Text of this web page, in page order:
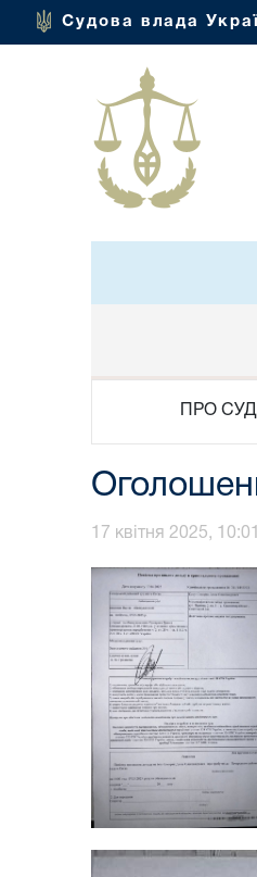
Судова влада
ПРО СУД
17 квітня 2025, 10:01